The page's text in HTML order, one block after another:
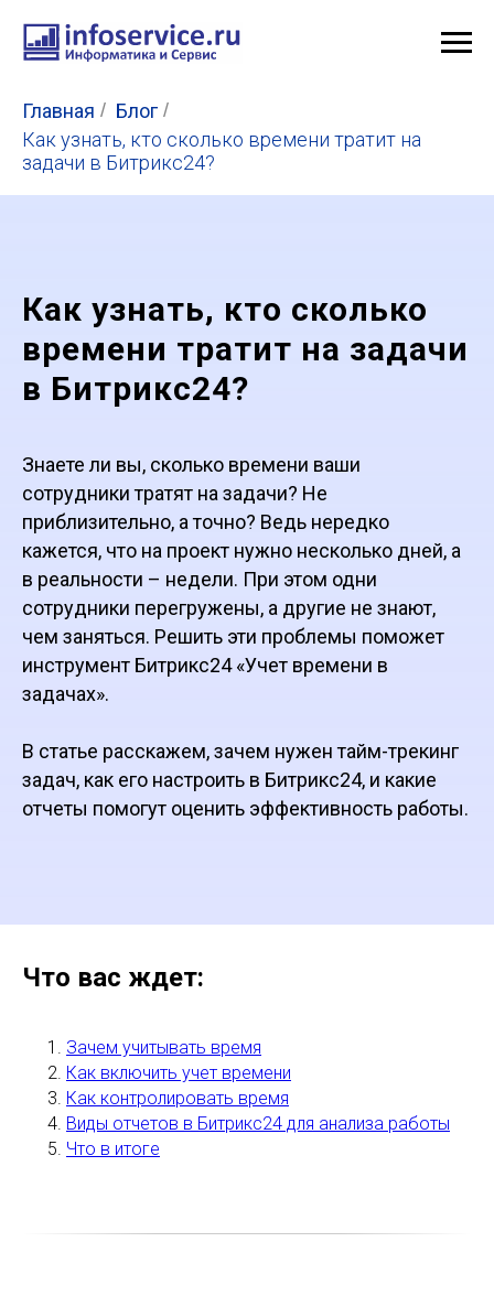
Главная / Блог /
Как узнать, кто сколько времени тратит на
задачи в Битрикс24?
Как узнать, кто сколько
времени тратит на задачи
в Битрикс24?
Знаете ли вы, сколько времени ваши
сотрудники тратят на задачи? Не
приблизительно, а точно? Ведь нередко
кажется, что на проект нужно несколько дней, а
в реальности – недели. При этом одни
сотрудники перегружены, а другие не знают,
чем заняться. Решить эти проблемы поможет
инструмент Битрикс24 «Учет времени в
задачах».
В статье расскажем, зачем нужен тайм-трекинг
задач, как его настроить в Битрикс24, и какие
отчеты помогут оценить эффективность работы.
Что вас ждет:
Зачем учитывать время
Как включить учет времени
Как контролировать время
Виды отчетов в Битрикс24 для анализа работы
Что в итоге